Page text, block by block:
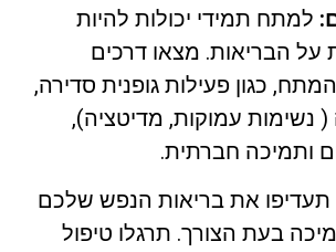
למתח תמידי יכולות להיות
על הבריאות. מצאו דרכים
כגון פעילות גופנית סדירה,
( נשימות עמוקות, מדיטציה),
ותמיכה חברתית.
תעדיפו את בריאות הנפש שלכם
בעת הצורך. תרגלו טיפול